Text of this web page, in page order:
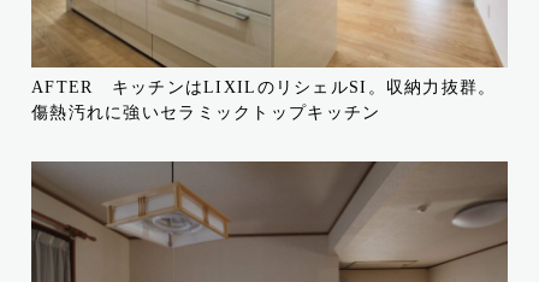
AFTER キッチンはLIXILのリシェルSI。収納力抜群。
傷熱汚れに強いセラミックトップキッチン